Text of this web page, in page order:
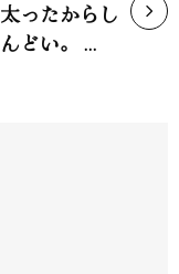
太ったからし
んどい。は言